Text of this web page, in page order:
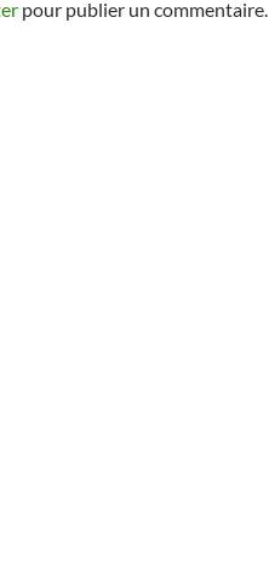
pour publier un commentaire.